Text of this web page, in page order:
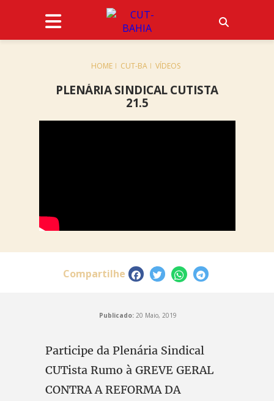
HOME CUT-BA VÍDEOS
PLENÁRIA SINDICAL CUTISTA
21.5
Compartilhe
Publicado: 20 Maio, 2019
Participe da Plenária Sindical
CUTista Rumo à GREVE GERAL
CONTRA A REFORMA DA